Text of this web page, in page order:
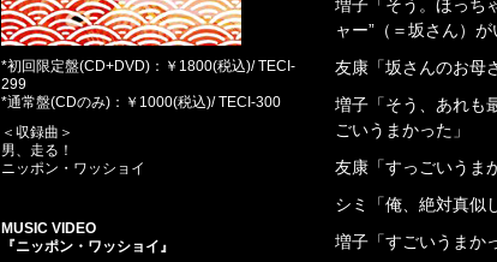
*初回限定盤(CD+DVD)：￥1800(税込)/ TECI-
299
*通常盤(CDのみ)：￥1000(税込)/ TECI-300
＜収録曲＞
男、走る！
ニッポン・ワッショイ
MUSIC VIDEO
『ニッポン・ワッショイ』
増子「そう。ほっち
ャー”（＝坂さん）
友康「坂さんのお母
増子「そう、あれも
ごいうまかった」
友康「すっごいうま
シミ「俺、絶対真似
増子「すごいうまか